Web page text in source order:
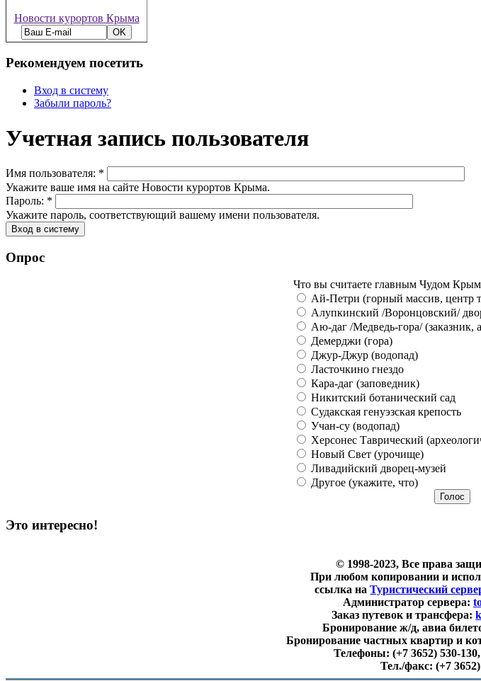
Новости курортов Крыма
Рекомендуем посетить
Вход в систему
Забыли пароль?
Учетная запись пользователя
Имя пользователя: *
Укажите ваше имя на сайте Новости курортов Крыма.
Пароль: *
Укажите пароль, соответствующий вашему имени пользователя.
Опрос
Что вы считаете главным Чудом
Ай-Петри (горный массив, центр
Алупкинский /Воронцовский/
Аю-даг /Медведь-гора/ (заказник,
Демерджи (гора)
Джур-Джур (водопад)
Ласточкино гнездо
Кара-даг (заповедник)
Никитский ботанический сад
Судакская генуэзская крепость
Учан-су (водопад)
Херсонес Таврический
Новый Свет (урочище)
Ливадийский дворец-музей
Другое (укажите, что)
Это интересно!
© 1998-2023, Все права
При любом копировании и
ссылка наТуристический
Администратор сервера:
Заказ путевок и трансфера:
Бронирование ж/д, авиа
Бронирование частных квартир и
Телефоны: (+7 3652) 530-
Тел./факс:(+7